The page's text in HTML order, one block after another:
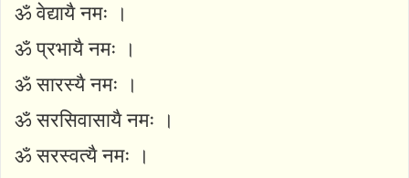
ॐ वेद्यायै नमः ।
ॐ प्रभायै नमः ।
ॐ सारस्यै नमः ।
ॐ सरसिवासायै नमः ।
ॐ सरस्वत्यै नमः ।